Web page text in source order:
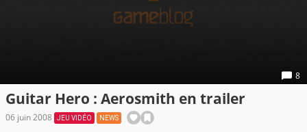
8
Guitar Hero : Aerosmith en trailer
06 juin 2008 JEU VIDÉO NEWS